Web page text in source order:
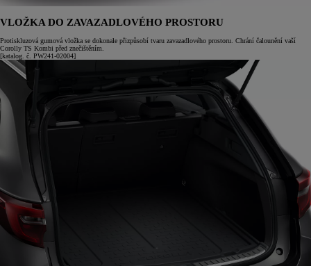
VLOŽKA DO ZAVAZADLOVÉHO PROSTORU
Protiskluzová gumová vložka se dokonale přizpůsobí tvaru zavazadlového prostoru. Chrání čalounění vaší
Corolly TS Kombi před znečištěním.
[katalog. č. PW241-02004]